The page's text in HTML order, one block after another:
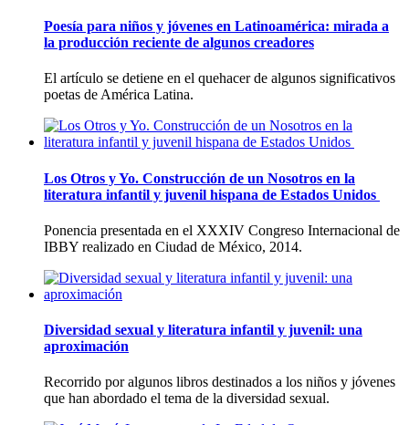
Poesí­a para niños y jóvenes en Latinoamérica: mirada a
la producción reciente de algunos creadores
El artí­culo se detiene en el quehacer de algunos significativos
poetas de América Latina.
Los Otros y Yo. Construcción de un Nosotros en la
literatura infantil y juvenil hispana de Estados Unidos
Ponencia presentada en el XXXIV Congreso Internacional de
IBBY realizado en Ciudad de México, 2014.
Diversidad sexual y literatura infantil y juvenil: una
aproximación
Recorrido por algunos libros destinados a los niños y jóvenes
que han abordado el tema de la diversidad sexual.